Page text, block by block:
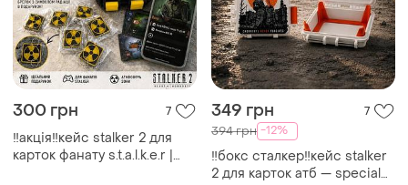
300 грн 7
‼️акція‼️кейс stalker 2 для
карток фанату s.t.a.l.k.e.r |
349 грн 7
394 грн -12%
‼️бокс сталкер‼️кейс stalker
2 для карток атб — special